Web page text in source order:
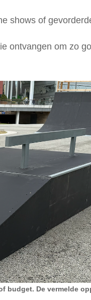
shows of
ontvangen om zo
budget. De vermelde